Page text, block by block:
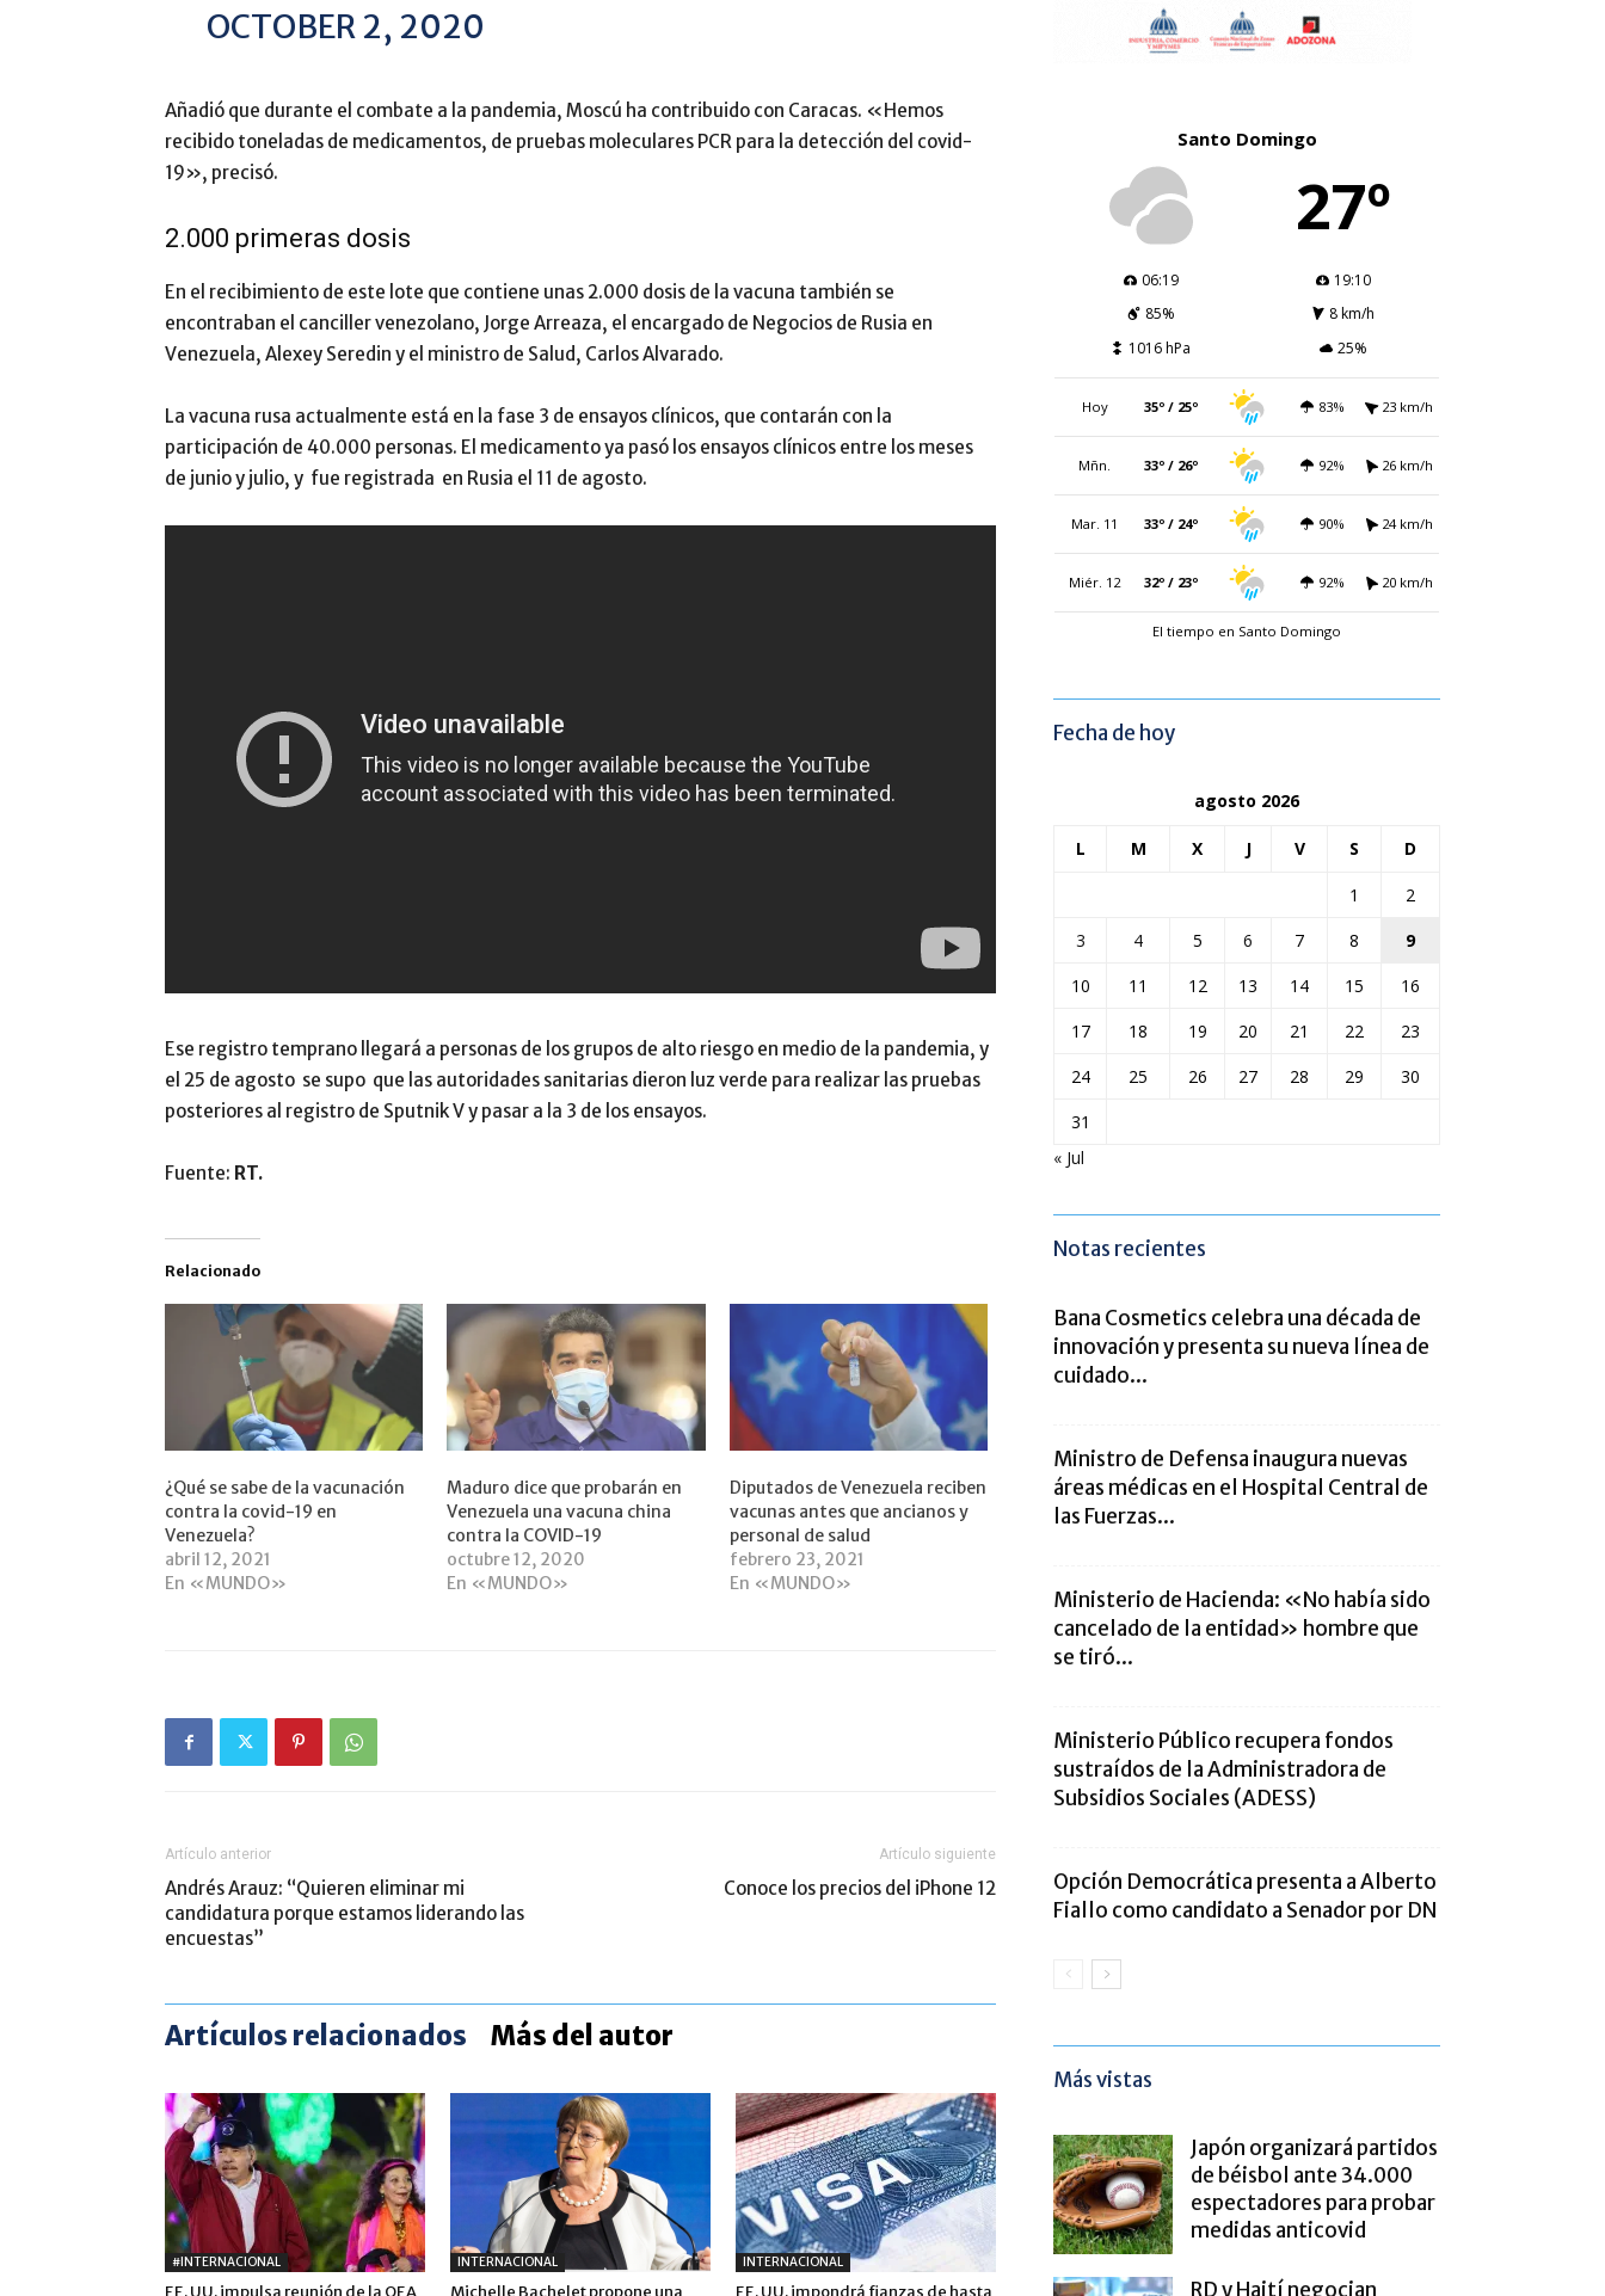
OCTOBER 2, 2020
Añadió que durante el combate a la pandemia, Moscú ha contribuido con Caracas. «Hemos
recibido toneladas de medicamentos, de pruebas moleculares PCR para la detección del covid-
19», precisó.
2.000 primeras dosis
En el recibimiento de este lote que contiene unas 2.000 dosis de la vacuna también se
encontraban el canciller venezolano, Jorge Arreaza, el encargado de Negocios de Rusia en
Venezuela, Alexey Seredin y el ministro de Salud, Carlos Alvarado.
La vacuna rusa actualmente está en la fase 3 de ensayos clínicos, que contarán con la
participación de 40.000 personas. El medicamento ya pasó los ensayos clínicos entre los meses
de junio y julio, y fue registrada en Rusia el 11 de agosto.
Ese registro temprano llegará a personas de los grupos de alto riesgo en medio de la pandemia, y
el 25 de agosto se supo que las autoridades sanitarias dieron luz verde para realizar las pruebas
posteriores al registro de Sputnik V y pasar a la 3 de los ensayos.
Fuente: RT.
Relacionado
¿Qué se sabe de la vacunación
contra la covid-19 en
Venezuela?
abril 12, 2021
En «MUNDO»
Maduro dice que probarán en
Venezuela una vacuna china
contra la COVID-19
octubre 12, 2020
En «MUNDO»
Diputados de Venezuela reciben
vacunas antes que ancianos y
personal de salud
febrero 23, 2021
En «MUNDO»
Artículo anterior
Andrés Arauz: “Quieren eliminar mi
candidatura porque estamos liderando las
encuestas”
Artículo siguiente
Conoce los precios del iPhone 12
Artículos relacionados Más del autor
#INTERNACIONAL
EE. UU. impulsa reunión de la OEA
INTERNACIONAL
Michelle Bachelet propone una
INTERNACIONAL
EE. UU. impondrá fianzas de hasta
Santo Domingo
27º
06:19
19:10
85%
8 km/h
1016 hPa
25%
Hoy 35º / 25º 83% 23 km/h
Mñn. 33º / 26º 92% 26 km/h
Mar. 11 33º / 24º 90% 24 km/h
Miér. 12 32º / 23º 92% 20 km/h
El tiempo en Santo Domingo
Fecha de hoy
agosto 2026
L M X J V S D
1
2
3
4 5 6 7 8
9
10
11 12 13 14 15
16
17
18 19 20 21 22
23
24
25 26 27 28 29
30
31
« Jul
Notas recientes
Bana Cosmetics celebra una década de
innovación y presenta su nueva línea de
cuidado...
Ministro de Defensa inaugura nuevas
áreas médicas en el Hospital Central de
las Fuerzas...
Ministerio de Hacienda: «No había sido
cancelado de la entidad» hombre que
se tiró...
Ministerio Público recupera fondos
sustraídos de la Administradora de
Subsidios Sociales (ADESS)
Opción Democrática presenta a Alberto
Fiallo como candidato a Senador por DN
Más vistas
Japón organizará partidos
de béisbol ante 34.000
espectadores para probar
medidas anticovid
RD y Haití negocian